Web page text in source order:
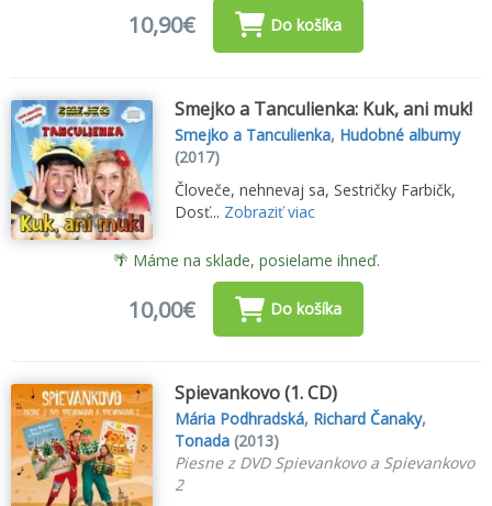
10,90€ Do košíka
Smejko a Tanculienka: Kuk, ani muk!
Smejko a Tanculienka, Hudobné albumy
(2017)
Človeče, nehnevaj sa, Sestričky Farbičk,
Dosť... Zobraziť viac
🌴 Máme na sklade, posielame ihneď.
10,00€ Do košíka
Spievankovo (1. CD)
Mária Podhradská, Richard Čanaky,
Tonada (2013)
Piesne z DVD Spievankovo a Spievankovo
2